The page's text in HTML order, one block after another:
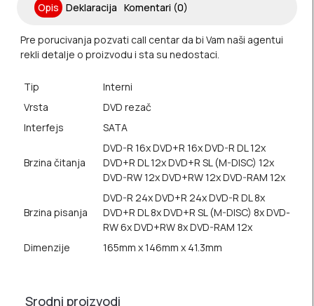
Opis Deklaracija Komentari (0)
Pre porucivanja pozvati call centar da bi Vam naši agentui
rekli detalje o proizvodu i sta su nedostaci.
Tip
Interni
Vrsta
DVD rezač
Interfejs
SATA
Brzina čitanja
DVD-R 16x DVD+R 16x DVD-R DL 12x
DVD+R DL 12x DVD+R SL (M-DISC) 12x
DVD-RW 12x DVD+RW 12x DVD-RAM 12x
Brzina pisanja
DVD-R 24x DVD+R 24x DVD-R DL 8x
DVD+R DL 8x DVD+R SL (M-DISC) 8x DVD-
RW 6x DVD+RW 8x DVD-RAM 12x
Dimenzije
165mm x 146mm x 41.3mm
Srodni proizvodi